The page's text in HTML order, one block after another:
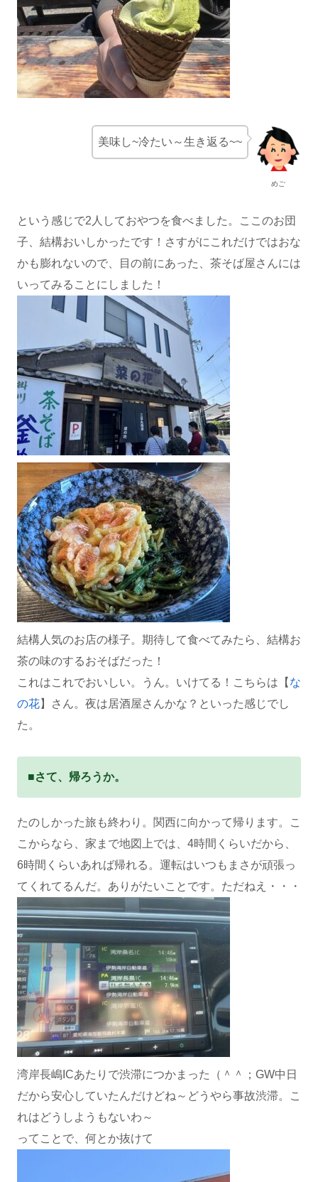
めご
美味し~冷たい～生き返る~~
という感じで2人しておやつを食べました。ここのお団
子、結構おいしかったです！さすがにこれだけではおな
かも膨れないので、目の前にあった、茶そば屋さんには
いってみることにしました！
結構人気のお店の様子。期待して食べてみたら、結構お
茶の味のするおそばだった！
これはこれでおいしい。うん。いけてる！こちらは【 な
の花】さん。夜は居酒屋さんかな？といった感じでし
た。
■さて、帰ろうか。
たのしかった旅も終わり。関西に向かって帰ります。こ
こからなら、家まで地図上では、4時間くらいだから、
6時間くらいあれば帰れる。運転はいつもまさが頑張っ
てくれてるんだ。ありがたいことです。ただねえ・・・
湾岸長嶋ICあたりで渋滞につかまった（＾＾；GW中日
だから安心していたんだけどね～どうやら事故渋滞。こ
れはどうしようもないわ～
ってことで、何とか抜けて